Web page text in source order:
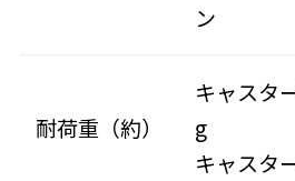
ン
耐荷重（約）
キャスタ
g
キャスタ